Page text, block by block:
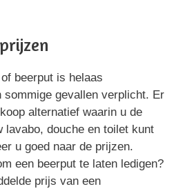
beerput is helaas
sommige gevallen verplicht. Er
alternatief waarin u de
lavabo, douche en toilet kunt
u goed naar de prijzen.
een beerput te laten ledigen?
prijs van een